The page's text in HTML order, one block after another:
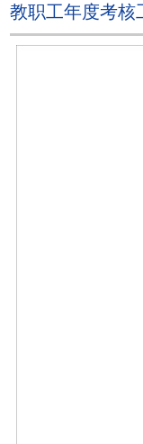
教职工年度考核